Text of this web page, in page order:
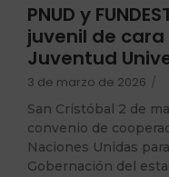
PNUD y
juvenil de
Juventud
3 de marzo de 2026 /
San Cristóbal 2 de
convenio de
Naciones Unidas
Gobernación del